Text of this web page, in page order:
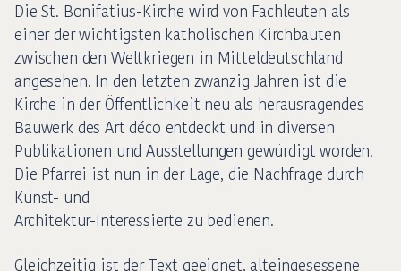
Die St. Bonifatius-Kirche wird von Fachleuten als
einer der wichtigsten katholischen Kirchbauten
zwischen den Weltkriegen in Mitteldeutschland
angesehen. In den letzten zwanzig Jahren ist die
Kirche in der Öffentlichkeit neu als herausragendes
Bauwerk des Art déco entdeckt und in diversen
Publikationen und Ausstellungen gewürdigt worden.
Die Pfarrei ist nun in der Lage, die Nachfrage durch
Kunst- und
Architektur-Interessierte zu bedienen.
Gleichzeitig ist der Text geeignet, alteingesessene